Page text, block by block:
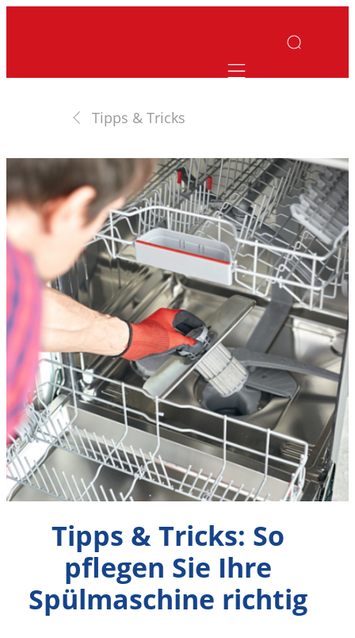
Mobile
Tipps & Tricks
Tipps & Tricks: So
pflegen Sie Ihre
Spülmaschine richtig